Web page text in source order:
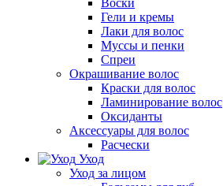
Воски
Гели и кремы
Лаки для волос
Муссы и пенки
Спреи
Окрашивание волос
Краски для волос
Ламинирование волос
Оксиданты
Аксессуары для волос
Расчески
Уход
Уход за лицом